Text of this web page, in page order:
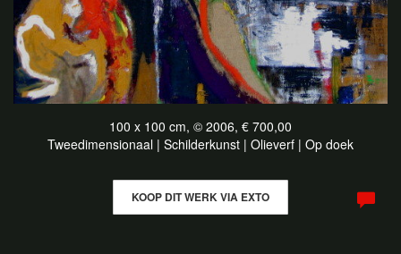
100 x 100 cm, © 2006, € 700,00
Tweedimensionaal | Schilderkunst | Olieverf | Op doek
KOOP DIT WERK VIA EXTO